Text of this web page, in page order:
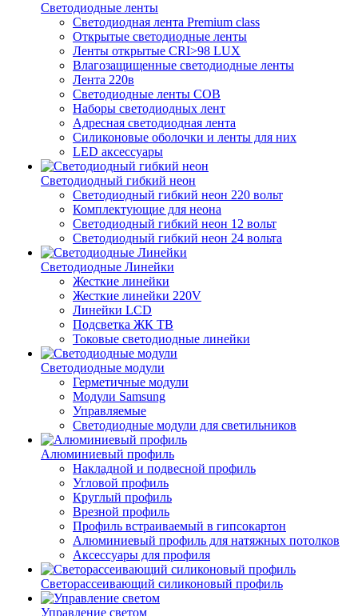
Светодиодные ленты
Светодиодная лента Premium class
Открытые светодиодные ленты
Ленты открытые CRI>98 LUX
Влагозащищенные светодиодные ленты
Лента 220в
Светодиодные ленты COB
Наборы светодиодных лент
Адресная светодиодная лента
Силиконовые оболочки и ленты для них
LED аксессуары
Светодиодный гибкий неон
Светодиодный гибкий неон 220 вольт
Комплектующие для неона
Светодиодный гибкий неон 12 вольт
Светодиодный гибкий неон 24 вольта
Светодиодные Линейки
Жесткие линейки
Жесткие линейки 220V
Линейки LCD
Подсветка ЖК ТВ
Токовые светодиодные линейки
Светодиодные модули
Герметичные модули
Модули Samsung
Управляемые
Светодиодные модули для светильников
Алюминиевый профиль
Накладной и подвесной профиль
Угловой профиль
Круглый профиль
Врезной профиль
Профиль встраиваемый в гипсокартон
Алюминиевый профиль для натяжных потолков
Аксессуары для профиля
Светорассеивающий силиконовый профиль
Управление светом